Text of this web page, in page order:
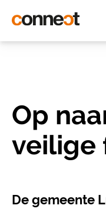
Op
veilige
De gemeente